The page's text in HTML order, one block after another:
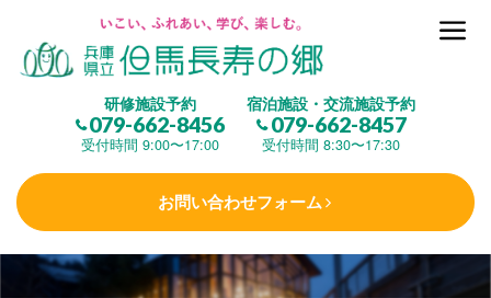
研修施設予約
079-662-8456
受付時間 9:00〜17:00
宿泊施設・交流施設予約
079-662-8457
受付時間 8:30〜17:30
お問い合わせフォーム
但馬長寿の郷とは
(研修施設)
楽しむ